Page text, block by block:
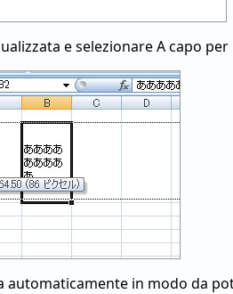
e selezionare A capo
automaticamente in modo da